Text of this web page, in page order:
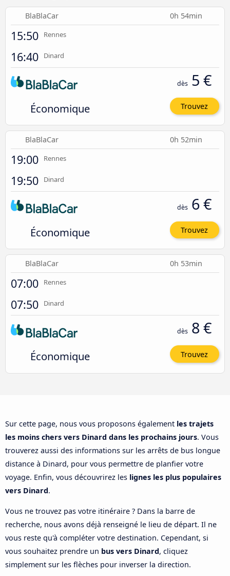
BlaBlaCar 0h 54min
15:50 Rennes
16:40 Dinard
Économique
dès 5 €
Trouvez
BlaBlaCar 0h 52min
19:00 Rennes
19:50 Dinard
Économique
dès 6 €
Trouvez
BlaBlaCar 0h 53min
07:00 Rennes
07:50 Dinard
Économique
dès 8 €
Trouvez
Sur cette page, nous vous proposons également les trajets
les moins chers vers Dinard dans les prochains jours. Vous
trouverez aussi des informations sur les arrêts de bus longue
distance à Dinard, pour vous permettre de planfier votre
voyage. Enfin, vous découvrirez les lignes les plus populaires
vers Dinard.
Vous ne trouvez pas votre itinéraire ? Dans la barre de
recherche, nous avons déjà renseigné le lieu de départ. Il ne
vous reste qu'à compléter votre destination. Cependant, si
vous souhaitez prendre un bus vers Dinard, cliquez
simplement sur les flèches pour inverser la direction.